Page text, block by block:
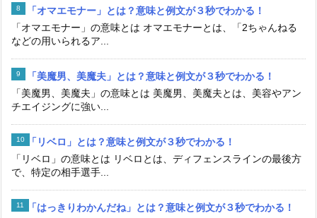
「オマエモナー」とは？意味と例文が３秒でわかる！
「オマエモナー」の意味とは オマエモナーとは、「2ちゃんねる
などの用いられるア...
「美魔男、美魔夫」とは？意味と例文が３秒でわかる！
「美魔男、美魔夫」の意味とは 美魔男、美魔夫とは、美容やアン
チエイジングに強い...
「リベロ」とは？意味と例文が３秒でわかる！
「リベロ」の意味とは リベロとは、ディフェンスラインの最後方
で、特定の相手選手...
「はっきりわかんだね」とは？意味と例文が３秒でわかる！